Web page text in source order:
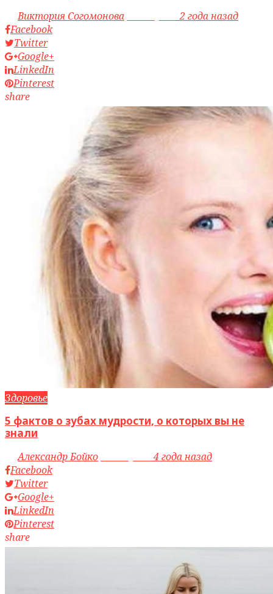
byВиктория Согомонова access_time2 года назад
Facebook
Twitter
Google+
LinkedIn
Pinterest
share
Здоровье
5 фактов о зубах мудрости, о которых вы не
знали
byАлександр Бойко
4 года назад
Facebook
Twitter
Google+
LinkedIn
Pinterest
share